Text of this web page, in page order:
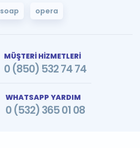
soap opera
MÜŞTERİ HİZMETLERİ
0 (850) 532 74 74
WHATSAPP YARDIM
0 (532) 365 01 08